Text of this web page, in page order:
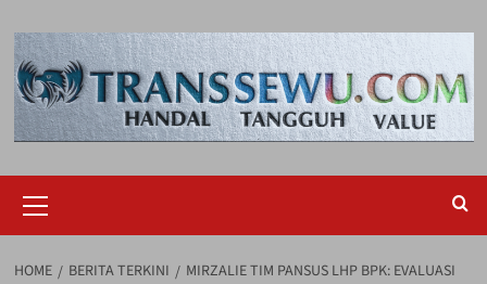
to
content
Menu
HOME BERITA TERKINI
MIRZALIE TIM PANSUS LHP BPK: EVALUASI